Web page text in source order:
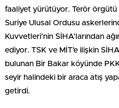
faaliyet yürütüyor. Terör örgütü
Suriye Ulusal Ordusu
Kuvvetleri’nin SİHA’larından
ediyor. TSK ve MİT’e ilişkin
bulunan Bir Bakar köyünde
seyir halindeki bir araca atış
getirdi.